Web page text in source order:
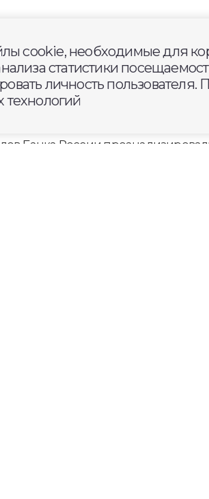
малые
и праздникам
Банка России
cookie, необходимые для
статистики
личность пользователя.